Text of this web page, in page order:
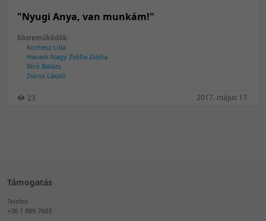
Utolsó módosítás szerint
"Nyugi Anya, van munkám!"
Közreműködők:
Korhecz Lilla
Havadi-Nagy Zsófia Zsófia
Bíró Balázs
Zsiros László
23 2017. május 17.
Támogatás
Telefon
+36 1 889 7603